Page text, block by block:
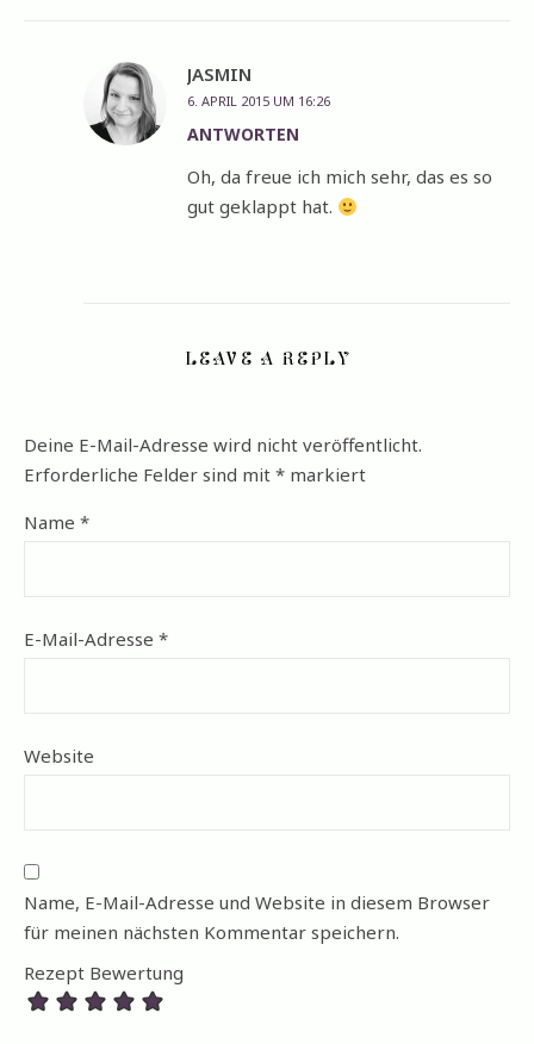
JASMIN
6. APRIL 2015 UM 16:26
ANTWORTEN
Oh, da freue ich mich sehr, das es so
gut geklappt hat.
LEAVE A REPLY
Deine E-Mail-Adresse wird nicht veröffentlicht.
Erforderliche Felder sind mit * markiert
Name *
E-Mail-Adresse *
Website
Name, E-Mail-Adresse und Website in diesem Browser
für meinen nächsten Kommentar speichern.
Rezept Bewertung